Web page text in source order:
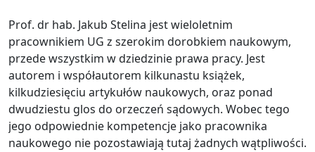
Prof. dr hab. Jakub Stelina jest wieloletnim
pracownikiem UG z szerokim dorobkiem naukowym,
przede wszystkim w dziedzinie prawa pracy. Jest
autorem i współautorem kilkunastu książek,
kilkudziesięciu artykułów naukowych, oraz ponad
dwudziestu glos do orzeczeń sądowych. Wobec tego
jego odpowiednie kompetencje jako pracownika
naukowego nie pozostawiają tutaj żadnych wątpliwości.